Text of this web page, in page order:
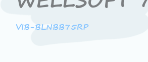
VIB-BLNBB75RP